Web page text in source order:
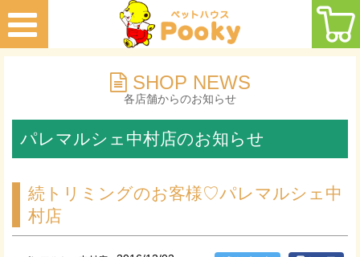
SHOP NEWS
各店舗からのお知らせ
パレマルシェ中村店のお知らせ
続トリミングのお客様♡パレマルシェ中
村店